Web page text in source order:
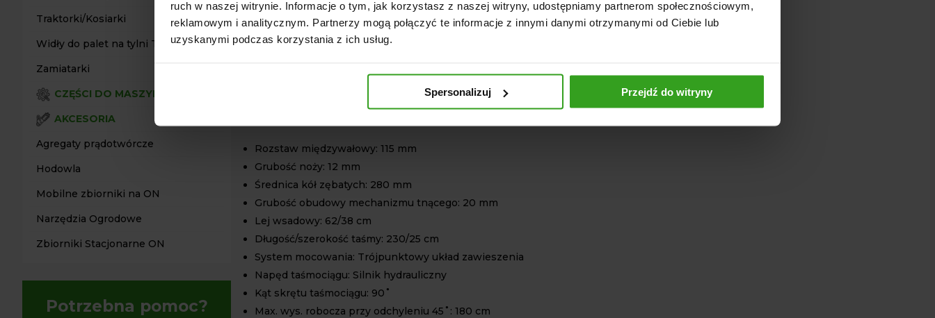
ruch w naszej witrynie. Informacje o tym, jak korzystasz z naszej witryny, udostępniamy partnerom społecznościowym,
reklamowym i analitycznym. Partnerzy mogą połączyć te informacje z innymi danymi otrzymanymi od Ciebie lub
uzyskanymi podczas korzystania z ich usług.
Spersonalizuj Przejdź do witryny
Traktorki/Kosiarki
Widły do palet na tylni TUZ
Zamiatarki
CZĘŚCI DO MASZYN
AKCESORIA
Agregaty prądotwórcze
Hodowla
Mobilne zbiorniki na ON
Narzędzia Ogrodowe
Zbiorniki Stacjonarne ON
Potrzebna pomoc?
SPECYFIKACJA TECHNICZNA
Minimalna/zlecona moc ciągnika: 25/35 KM
Świeże miękkie drewno: 110 mm
Świeże twarde drewno: 100 mm
Rozstaw międzywałowy: 115 mm
Grubość noży: 12 mm
Średnica kół zębatych: 280 mm
Grubość obudowy mechanizmu tnącego: 20 mm
Lej wsadowy: 62/38 cm
Długość/szerokość taśmy: 230/25 cm
System mocowania: Trójpunktowy układ zawieszenia
Napęd taśmociągu: Silnik hydrauliczny
Kąt skrętu taśmociągu: 90˚
Max. wys. robocza przy odchyleniu 45˚: 180 cm